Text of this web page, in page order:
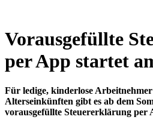
Vorausgefüllte
per App startet
Für ledige, kinderlose
Alterseinkünften gibt es ab dem
vorausgefüllte Steuererklärung per